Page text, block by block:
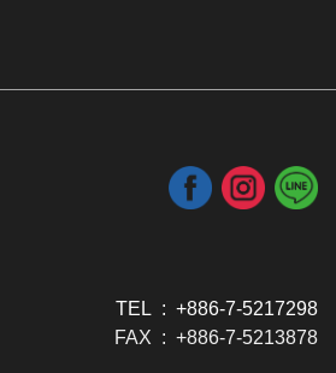
TEL : +886-7-5217298
FAX : +886-7-5213878